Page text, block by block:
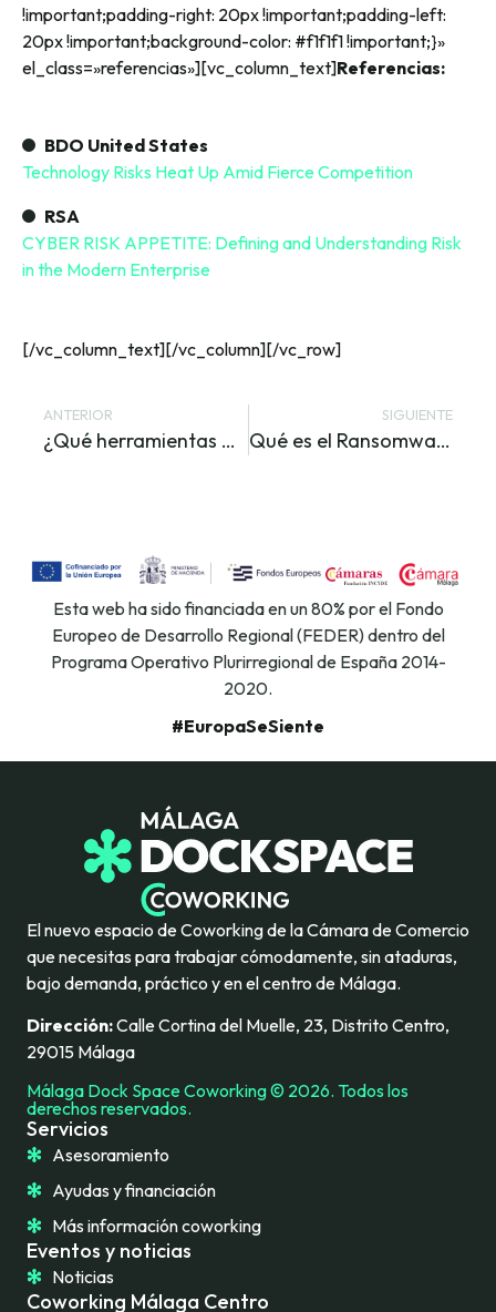
!important;padding-right: 20px !important;padding-left:
20px !important;background-color: #f1f1f1 !important;}»
el_class=»referencias»][vc_column_text]Referencias:
BDO United States
Technology Risks Heat Up Amid Fierce Competition
RSA
CYBER RISK APPETITE: Defining and Understanding Risk
in the Modern Enterprise
[/vc_column_text][/vc_column][/vc_row]
ANTERIOR
¿Qué herramientas de gestión necesita un autónomo?
SIGUIENTE
Qué es el Ransomware y cómo proteger mi empresa
Esta web ha sido financiada en un 80% por el Fondo
Europeo de Desarrollo Regional (FEDER) dentro del
Programa Operativo Plurirregional de España 2014-
2020.
#EuropaSeSiente
Coworking Málaga Centro
Servicios
Asesoramiento
Ayudas y financiación
Más información coworking
Eventos y noticias
Noticias
El nuevo espacio de Coworking de la Cámara de Comercio
que necesitas para trabajar cómodamente, sin ataduras,
bajo demanda, práctico y en el centro de Málaga.
Dirección:Calle Cortina del Muelle, 23, Distrito Centro,
29015 Málaga
Málaga Dock Space Coworking © 2026. Todos los
derechos reservados.